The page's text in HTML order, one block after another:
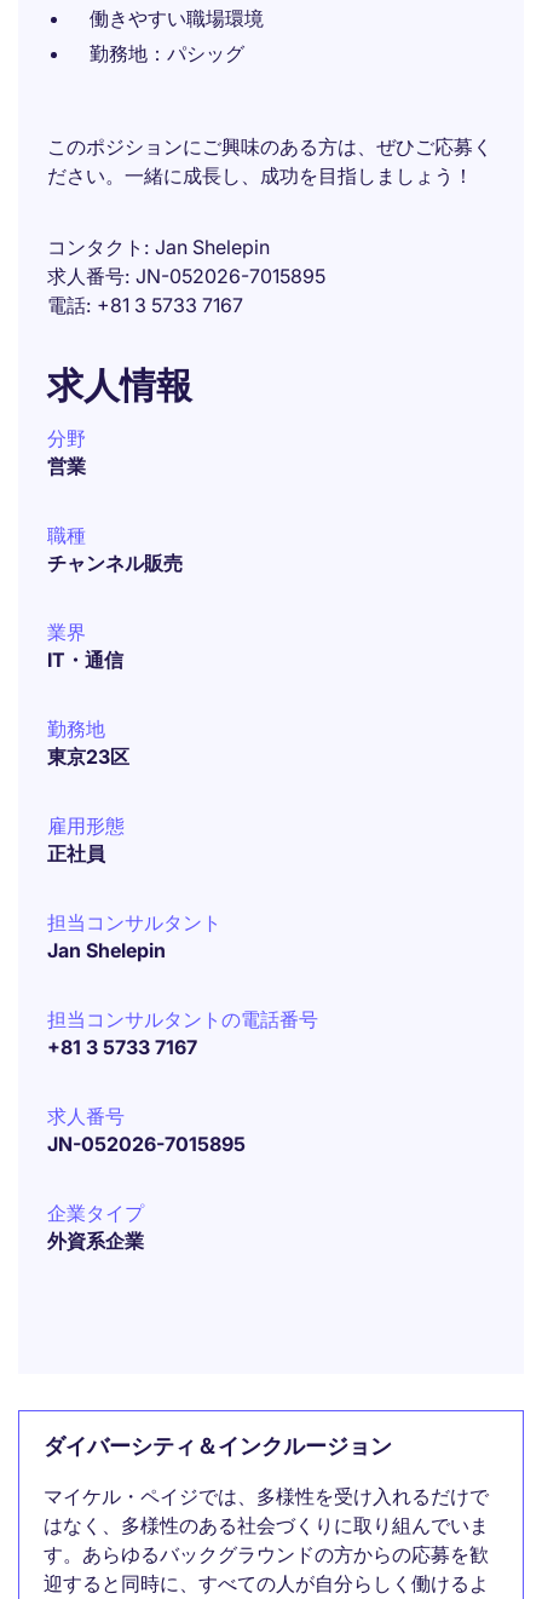
働きやすい職場環境
勤務地：パシッグ
このポジションにご興味のある方は、ぜひご応募く
ださい。一緒に成長し、成功を目指しましょう！
コンタクト
Jan Shelepin
求人番号 JN-052026-7015895
電話 +81 3 5733 7167
求人情報
分野
営業
職種
チャンネル販売
業界
IT・通信
勤務地
東京23区
雇用形態
正社員
担当コンサルタント
Jan Shelepin
担当コンサルタントの電話番号
+81 3 5733 7167
求人番号
JN-052026-7015895
企業タイプ
外資系企業
ダイバーシティ＆インクルージョン
マイケル・ペイジでは、多様性を受け入れるだけで
はなく、多様性のある社会づくりに取り組んでいま
す。あらゆるバックグラウンドの方からの応募を歓
迎すると同時に、すべての人が自分らしく働けるよ